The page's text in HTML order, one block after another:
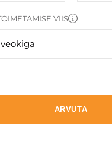
VIIS
ARVUTA